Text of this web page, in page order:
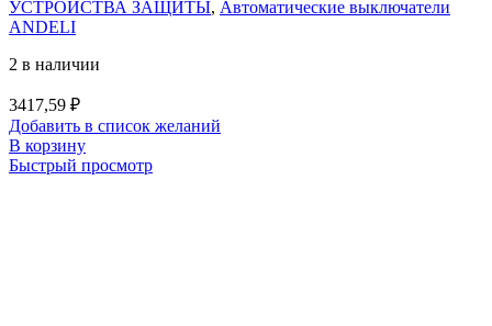
УСТРОЙСТВА ЗАЩИТЫ, Автоматические выключатели
ANDELI
2 в наличии
3417,59 ₽
Добавить в список желаний
В корзину
Быстрый просмотр